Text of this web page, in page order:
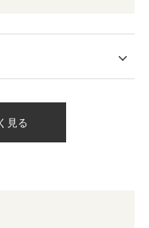
見る